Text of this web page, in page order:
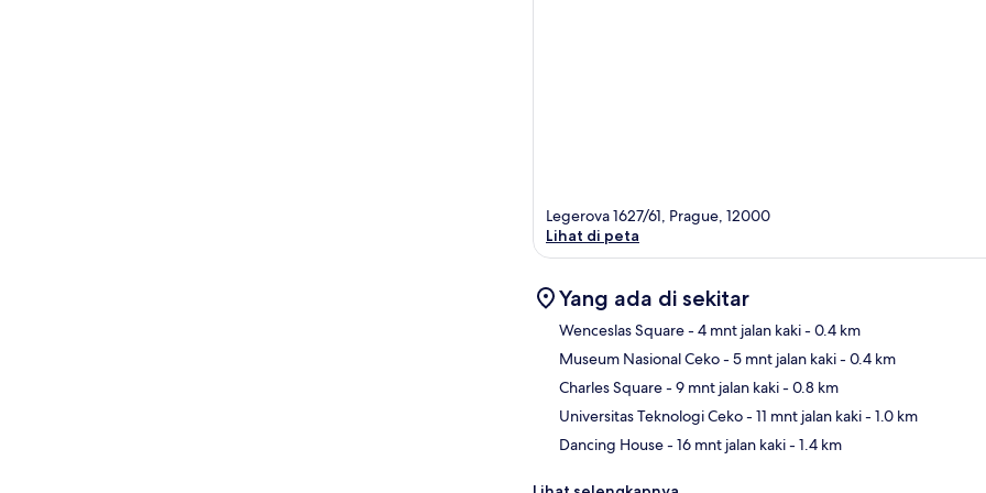
Legerova 1627/61, Prague, 12000
Lihat di peta
Yang ada di sekitar
Wenceslas Square- 4 mnt jalan kaki- 0.4 km
Museum Nasional Ceko- 5 mnt jalan kaki- 0.4 km
Charles Square- 9 mnt jalan kaki- 0.8 km
Universitas Teknologi Ceko- 11 mnt jalan kaki- 1.0 km
Dancing House- 16 mnt jalan kaki- 1.4 km